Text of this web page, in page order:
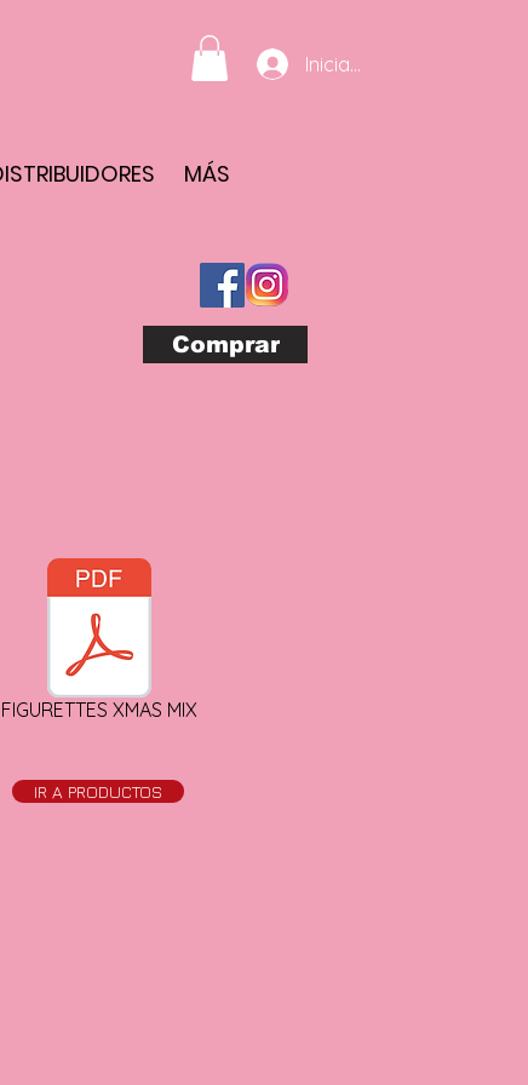
Iniciar sesión
MÁS
Comprar
FIGURETTES XMAS MIX
IR A PRODUCTOS